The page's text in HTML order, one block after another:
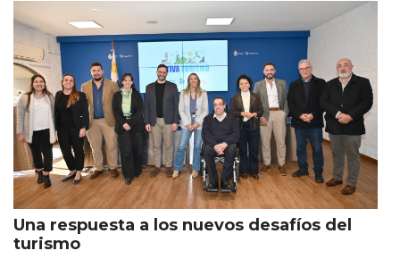
Una respuesta a los nuevos desafíos del
turismo